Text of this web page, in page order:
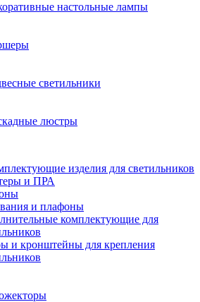
настольные лампы
светильники
люстры
изделия для светильников
и ПРА
и плафоны
комплектующие для
и кронштейны для крепления